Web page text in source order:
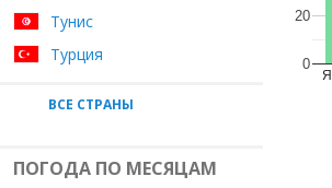
Тунис
Турция
ВСЕ СТРАНЫ
ПОГОДА ПО МЕСЯЦАМ
0
20